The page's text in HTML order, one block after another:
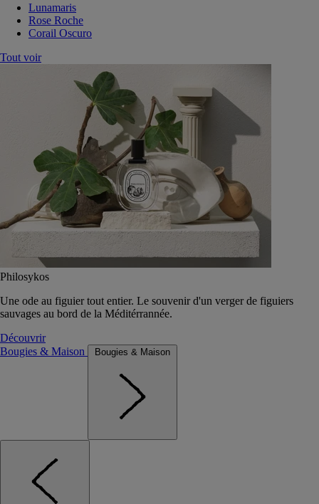
Lunamaris
Rose Roche
Corail Oscuro
Tout voir
Philosykos
Une ode au figuier tout entier. Le souvenir d'un verger de figuiers
sauvages au bord de la Méditérrannée.
Découvrir
Bougies & Maison
Bougies & Maison